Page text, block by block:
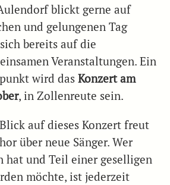
blickt gerne auf
und gelungenen Tag
bereits auf die
Veranstaltungen. Ein
wird das Konzert am
, in Zollenreute sein.
auf dieses Konzert freut
über neue Sänger. Wer
hat und Teil einer geselligen
möchte, ist jederzeit